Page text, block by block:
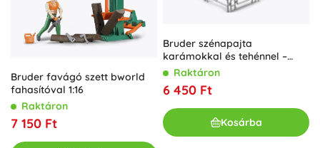
Bruder favágó szett bworld
fahasítóval 1:16
Raktáron
7 150 Ft
Bruder szénapajta
karámokkal és tehénnel –
farmjáték készlet
Raktáron
6 450 Ft
Kosárba